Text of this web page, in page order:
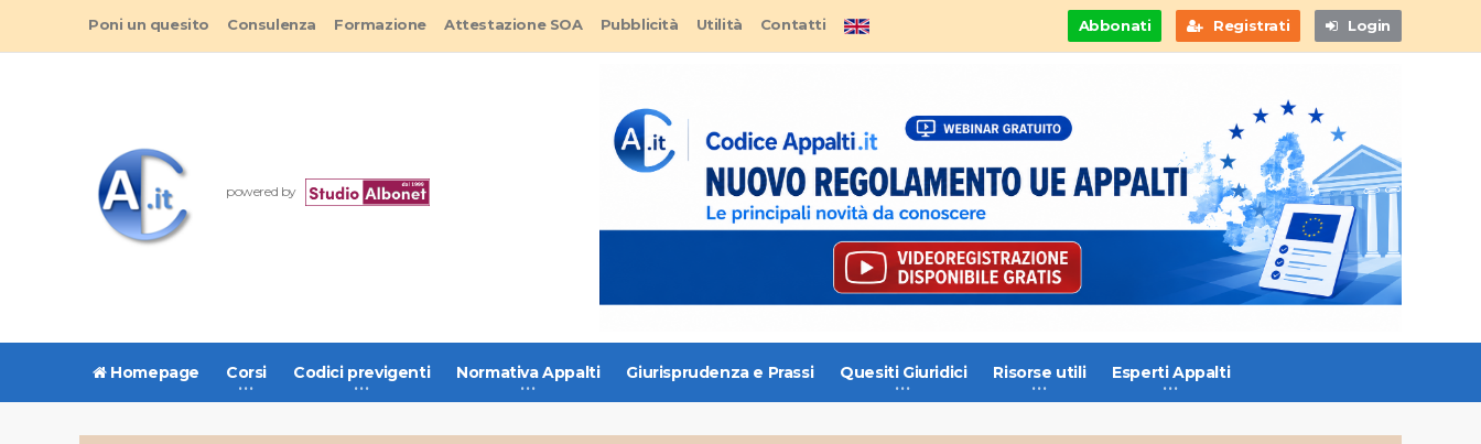
Abbonati Registrati Login
Poni un quesito Consulenza Formazione Attestazione SOA Pubblicità Utilità Contatti
powered by
Homepage Corsi Codici previgenti Normativa Appalti Giurisprudenza e Prassi Quesiti Giuridici Risorse utili Esperti Appalti